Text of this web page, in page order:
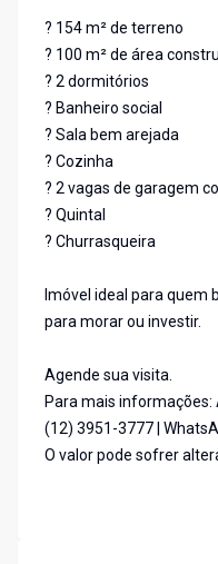
? 154 m² de terreno
? 100 m² de área
? 2 dormitórios
? Banheiro social
? Sala bem arejada
? Cozinha
? 2 vagas de garagem
? Quintal
? Churrasqueira
Imóvel ideal para quem
para morar ou investir.
Agende sua visita.
Para mais informações:
(12) 3951-3777 |
O valor pode sofrer